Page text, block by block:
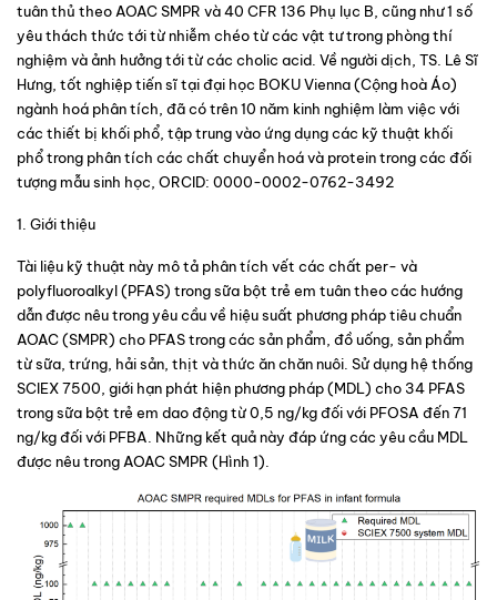
tuân thủ theo AOAC SMPR và 40 CFR 136 Phụ lục B, cũng như 1 số
yêu thách thức tới từ nhiễm chéo từ các vật tư trong phòng thí
nghiệm và ảnh hưởng tới từ các cholic acid. Về người dịch, TS. Lê Sĩ
Hưng, tốt nghiệp tiến sĩ tại đại học BOKU Vienna (Cộng hoà Áo)
ngành hoá phân tích, đã có trên 10 năm kinh nghiệm làm việc với
các thiết bị khối phổ, tập trung vào ứng dụng các kỹ thuật khối
phổ trong phân tích các chất chuyển hoá và protein trong các đối
tượng mẫu sinh học, ORCID: 0000-0002-0762-3492
1. Giới thiệu
Tài liệu kỹ thuật này mô tả phân tích vết các chất per- và
polyfluoroalkyl (PFAS) trong sữa bột trẻ em tuân theo các hướng
dẫn được nêu trong yêu cầu về hiệu suất phương pháp tiêu chuẩn
AOAC (SMPR) cho PFAS trong các sản phẩm, đồ uống, sản phẩm
từ sữa, trứng, hải sản, thịt và thức ăn chăn nuôi. Sử dụng hệ thống
SCIEX 7500, giới hạn phát hiện phương pháp (MDL) cho 34 PFAS
trong sữa bột trẻ em dao động từ 0,5 ng/kg đối với PFOSA đến 71
ng/kg đối với PFBA. Những kết quả này đáp ứng các yêu cầu MDL
được nêu trong AOAC SMPR (Hình 1).